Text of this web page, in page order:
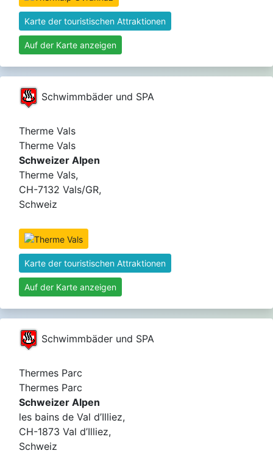
Karte der touristischen Attraktionen
Auf der Karte anzeigen
Schwimmbäder und SPA
Therme Vals
Therme Vals
Schweizer Alpen
Therme Vals,
CH-7132 Vals/GR,
Schweiz
Karte der touristischen Attraktionen
Auf der Karte anzeigen
Schwimmbäder und SPA
Thermes Parc
Thermes Parc
Schweizer Alpen
les bains de Val d’Illiez,
CH-1873 Val d’Illiez,
Schweiz